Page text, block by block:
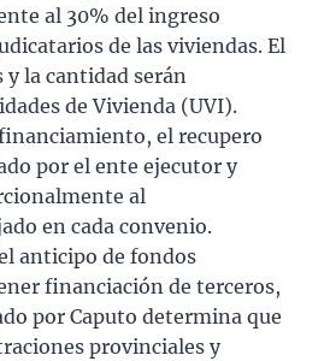
al 30% del ingreso
de las viviendas. El
y la cantidad serán
de Vivienda (UVI).
el recupero
por el ente ejecutor y
al
en cada convenio.
anticipo de fondos
financiación de terceros,
por Caputo determina que
provinciales y